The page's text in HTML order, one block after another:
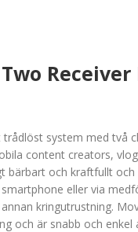
Receiver
system med två
content creators,
bärbart och kraftfullt
eller via
kringutrustning.
och är snabb och enkel